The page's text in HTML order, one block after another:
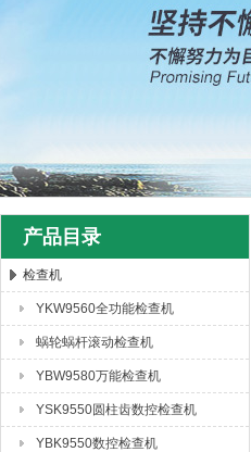
成都众合格尔机床有限公司
产品目录
检查机
YKW9560全功能检查机
蜗轮蜗杆滚动检查机
YBW9580万能检查机
YSK9550圆柱齿数控检查机
YBK9550数控检查机